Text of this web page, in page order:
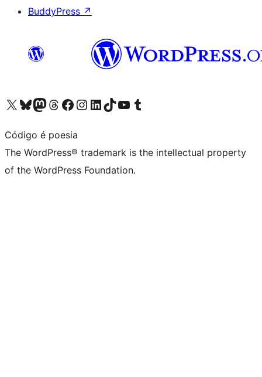
BuddyPress ↗
Visit our X (formerly Twitter) account
Visit our Bluesky account
Visit our Mastodon account
Visit our Threads account
Visit our Facebook page
Visit our Instagram account
Visit our LinkedIn account
Visit our TikTok account
Visit our YouTube channel
Visit our Tumblr account
Código é poesia
The WordPress® trademark is the intellectual property
of the WordPress Foundation.